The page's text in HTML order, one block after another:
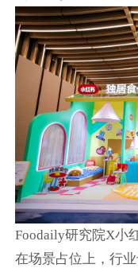
Foodaily研究院X小
在场景占位上，行